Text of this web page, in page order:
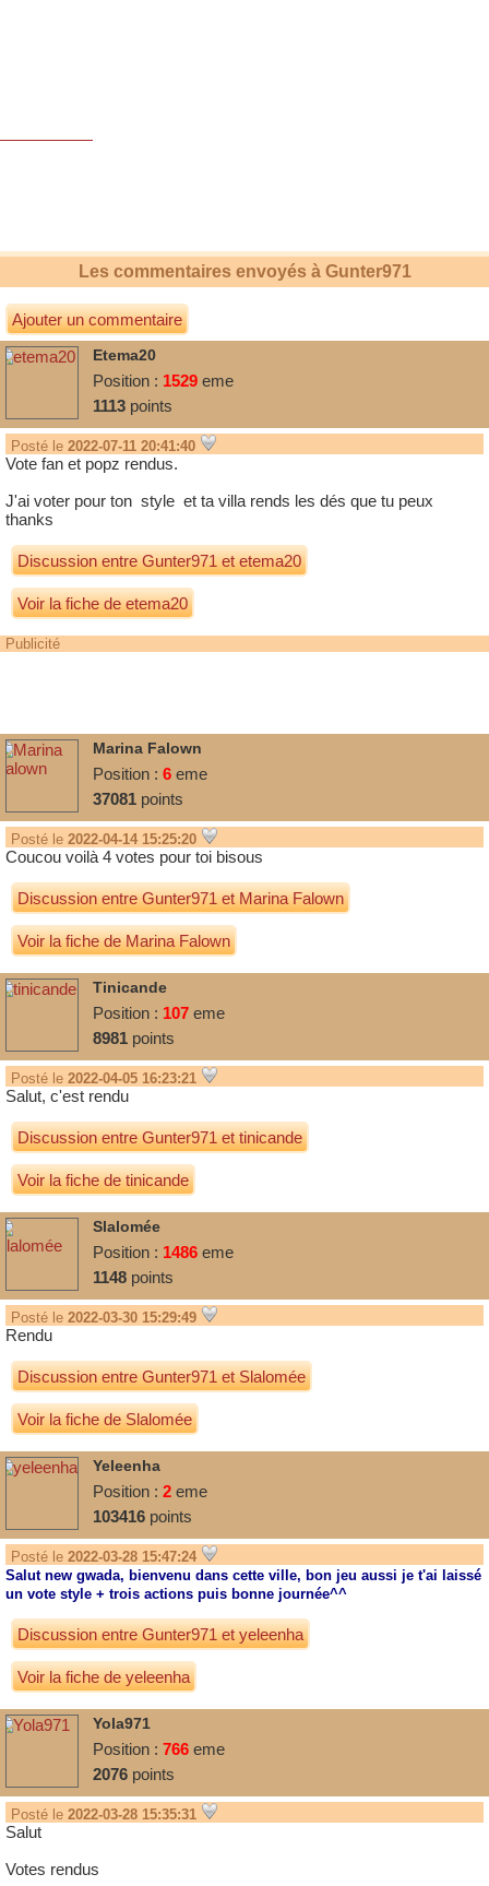
Les commentaires envoyés à Gunter971
Ajouter un commentaire
Etema20
Position : 1529 eme
1113 points
Posté le 2022-07-11 20:41:40
Vote fan et popz rendus.
J'ai voter pour ton style et ta villa rends les dés que tu peux
thanks
Discussion entreGunter971etetema20
Voir la fiche de etema20
Publicité
Marina Falown
Position : 6 eme
37081 points
Posté le 2022-04-14 15:25:20
Coucou voilà 4 votes pour toi bisous
Discussion entreGunter971etMarina Falown
Voir la fiche de Marina Falown
Tinicande
Position : 107 eme
8981 points
Posté le 2022-04-05 16:23:21
Salut, c'est rendu
Discussion entreGunter971ettinicande
Voir la fiche de tinicande
Slalomée
Position : 1486 eme
1148 points
Posté le 2022-03-30 15:29:49
Rendu
Discussion entreGunter971etSlalomée
Voir la fiche de Slalomée
Yeleenha
Position : 2 eme
103416 points
Posté le 2022-03-28 15:47:24
Salut new gwada, bienvenu dans cette ville, bon jeu aussi je t'ai laissé
un vote style + trois actions puis bonne journée^^
Discussion entreGunter971etyeleenha
Voir la fiche de yeleenha
Yola971
Position : 766 eme
2076 points
Posté le 2022-03-28 15:35:31
Salut
Votes rendus